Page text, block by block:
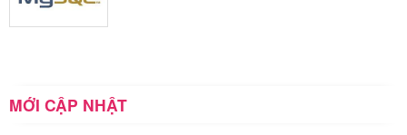
MỚI CẬP NHẬT